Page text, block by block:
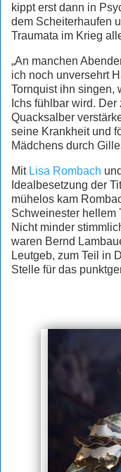
kippt erst dann in
dem Scheiterhaufen
Traumata im Krieg
„An manchen
ich noch unversehrt
Tornquist ihn singen,
Ichs fühlbar wird.
Quacksalber
seine Krankheit und
Mädchens durch
Mit Lisa Rombach und
Idealbesetzung der
mühelos kam
Schweinester hellem
Nicht minder
waren Bernd
Leutgeb, zum Teil in
Stelle für das